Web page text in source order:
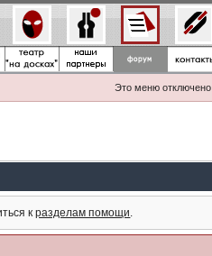
Это меню отключено
кразделам помощи.